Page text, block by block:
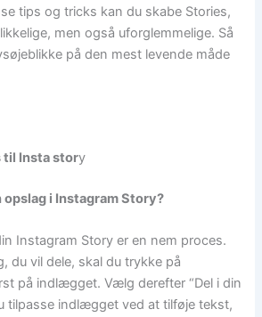
tips og tricks kan du skabe Stories,
men også uforglemmelige. Så
på den mest levende måde
til Insta story
opslag i Instagram Story?
Instagram Story er en nem proces.
du vil dele, skal du trykke på
på indlægget. Vælg derefter “Del i din
tilpasse indlægget ved at tilføje tekst,